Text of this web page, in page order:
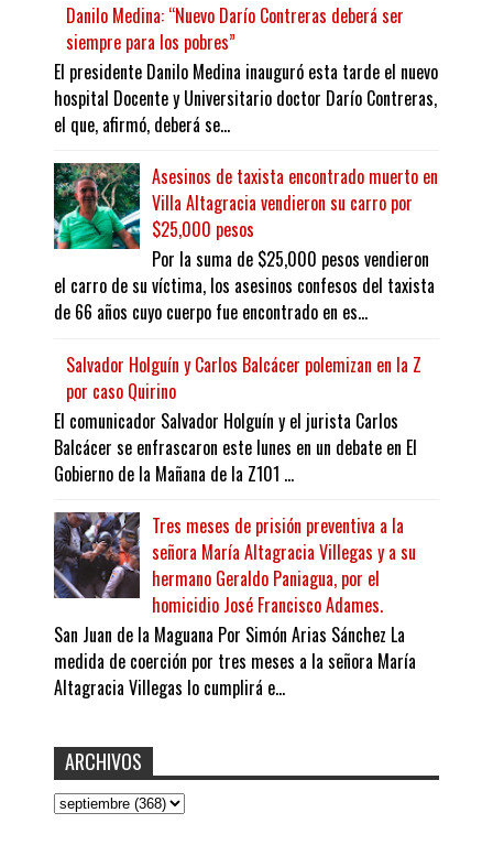
Danilo Medina: “Nuevo Darío Contreras deberá ser
siempre para los pobres”
El presidente Danilo Medina inauguró esta tarde el nuevo
hospital Docente y Universitario doctor Darío Contreras,
el que, afirmó, deberá se...
Asesinos de taxista encontrado muerto en
Villa Altagracia vendieron su carro por
$25,000 pesos
Por la suma de $25,000 pesos vendieron
el carro de su víctima, los asesinos confesos del taxista
de 66 años cuyo cuerpo fue encontrado en es...
Salvador Holguín y Carlos Balcácer polemizan en la Z
por caso Quirino
El comunicador Salvador Holguín y el jurista Carlos
Balcácer se enfrascaron este lunes en un debate en El
Gobierno de la Mañana de la Z101 ...
Tres meses de prisión preventiva a la
señora María Altagracia Villegas y a su
hermano Geraldo Paniagua, por el
homicidio José Francisco Adames.
San Juan de la Maguana Por Simón Arias Sánchez La
medida de coerción por tres meses a la señora María
Altagracia Villegas lo cumplirá e...
ARCHIVOS